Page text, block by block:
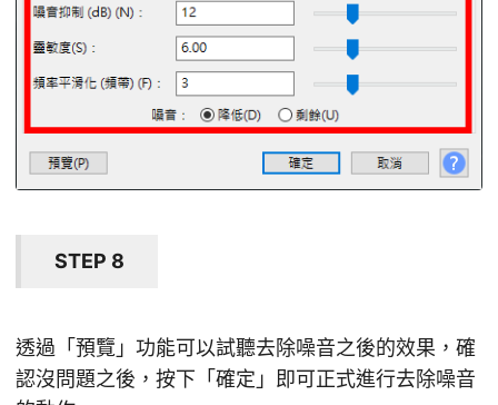
STEP 8
透過「預覽」功能可以試聽去除噪音之後的效果，確
認沒問題之後，按下「確定」即可正式進行去除噪音